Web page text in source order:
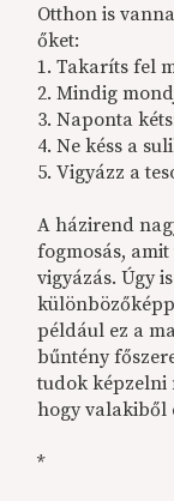
Otthon is
őket:
1. Takaríts fel
2. Mindig
3. Naponta
4. Ne késs a
5. Vigyázz a
A házirend
fogmosás,
vigyázás. Úgy
például ez a
bűntény
tudok képzelni
hogy valakiből
*